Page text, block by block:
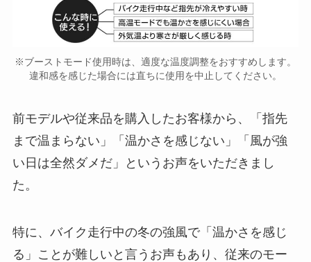
※ブーストモード使用時は、適度な温度調整をおすすめします。
違和感を感じた場合には直ちに使用を中止してください。
前モデルや従来品を購入したお客様から、「指先
まで温まらない」「温かさを感じない」「風が強
い日は全然ダメだ」というお声をいただきまし
た。
特に、バイク走行中の冬の強風で「温かさを感じ
る」ことが難しいと言うお声もあり、従来のモー